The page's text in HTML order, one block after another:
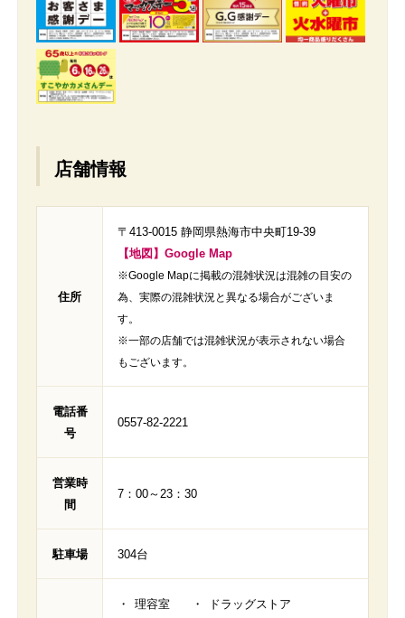
店舗情報
住所
〒413-0015 静岡県熱海市中央町19-39
【地図】Google Map
※Google Mapに掲載の混雑状況は混雑の目安の
為、実際の混雑状況と異なる場合がございま
す。
※一部の店舗では混雑状況が表示されない場合
もございます。
電話番
号
0557-82-2221
営業時
間
7：00～23：30
駐車場 304台
理容室
ドラッグストア